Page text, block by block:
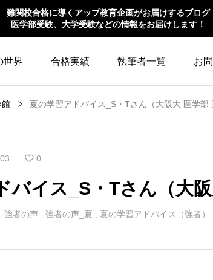
難関校合格に導くアップ教育企画がお届けするブログ
医学部受験、大学受験などの情報をお届けします！
世界 合格実績 執筆者一覧 お
館 夏の学習アドバイス_S・Tさん（大阪大 医学部
0
バイス_S・Tさん（大阪
強者の声 強者の声_夏 夏の学習アドバイス（強者）